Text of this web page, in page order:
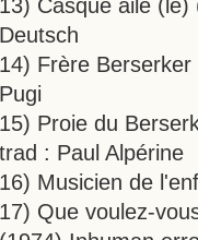
13) Casque ailé
Deutsch
14) Frère
Pugi
15) Proie du
trad : Paul Alpérine
16) Musicien de
17) Que voulez-